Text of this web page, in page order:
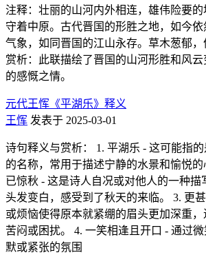
注释：壮丽的山河内外相连，雄伟险要
守着中原。古代晋国的形胜之地，如今
气象，如同晋国的江山永存。草木葱郁，
赏析：此联描绘了晋国的山河形胜和风
的感慨之情。
元代王恽《平湖乐》释义
王恽 发表于 2025-03-01
诗句释义与赏析： 1. 平湖乐 - 这可能指
的名称，常用于描述宁静的水景和愉悦的
已惊秋 - 这是诗人自况或对他人的一种描
头发变白，感受到了秋天的来临。 3. 更
或烦恼使得原本就紧绷的眉头更加深重
苦闷或困扰。 4. 一笑相逢且开口 - 通过
默或紧张的氛围